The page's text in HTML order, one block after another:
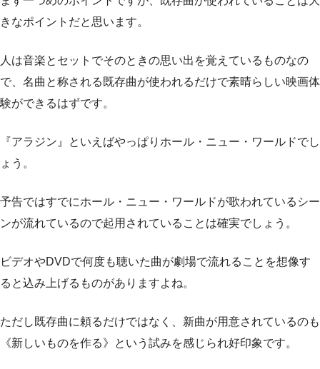
きなポイントだと思います。
人は音楽とセットでそのときの思い出を覚えているものなの
で、名曲と称される既存曲が使われるだけで素晴らしい映画体
験ができるはずです。
『アラジン』といえばやっぱりホール・ニュー・ワールドでし
ょう。
予告ではすでにホール・ニュー・ワールドが歌われているシー
ンが流れているので起用されていることは確実でしょう。
ビデオやDVDで何度も聴いた曲が劇場で流れることを想像す
ると込み上げるものがありますよね。
ただし既存曲に頼るだけではなく、新曲が用意されているのも
《新しいものを作る》という試みを感じられ好印象です。